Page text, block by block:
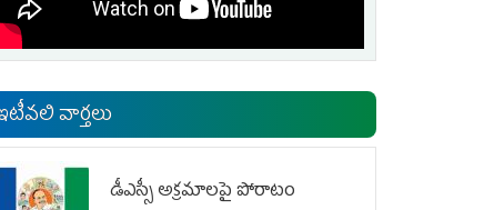
వార్తలు
డీఎస్సీ అక్రమాలపై పోరాటం